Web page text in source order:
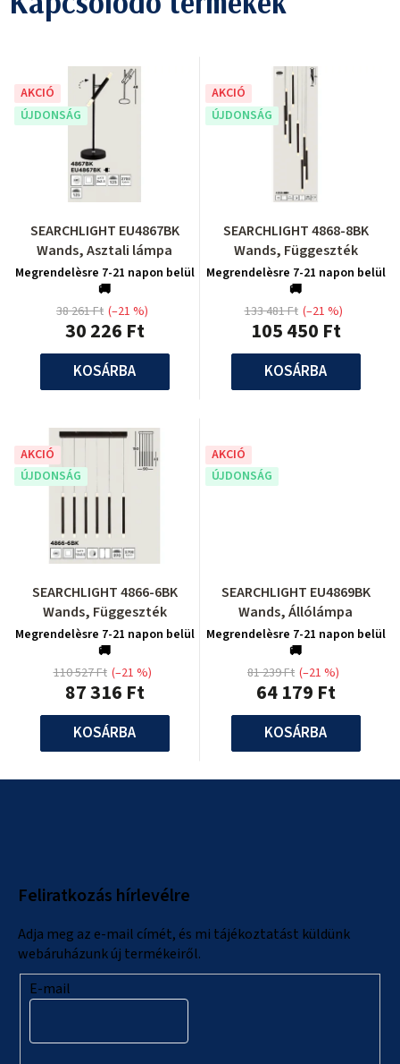
AKCIÓ
ÚJDONSÁG
SEARCHLIGHT EU4867BK
Wands, Asztali lámpa
Megrendelèsre 7-21 napon belül
🚚
30 226 Ft
38 261 Ft (–21 %)
KOSÁRBA
AKCIÓ
ÚJDONSÁG
SEARCHLIGHT 4868-8BK
Wands, Függeszték
Megrendelèsre 7-21 napon belül
🚚
105 450 Ft
133 481 Ft (–21 %)
KOSÁRBA
AKCIÓ
ÚJDONSÁG
SEARCHLIGHT 4866-6BK
Wands, Függeszték
Megrendelèsre 7-21 napon belül
🚚
87 316 Ft
110 527 Ft (–21 %)
KOSÁRBA
AKCIÓ
ÚJDONSÁG
SEARCHLIGHT EU4869BK
Wands, Állólámpa
Megrendelèsre 7-21 napon belül
🚚
64 179 Ft
81 239 Ft (–21 %)
KOSÁRBA
Feliratkozás hírlevélre
Adja meg az e-mail címét, és mi tájékoztatást küldünk
webáruházunk új termékeiről.
E-mail